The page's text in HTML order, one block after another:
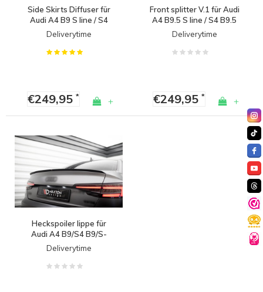
Side Skirts Diffuser für
Audi A4 B9 S line / S4
Deliverytime
€249,95* +
Front splitter V.1 für Audi
A4 B9.5 S line / S4 B9.5
Facelift
Deliverytime
€249,95* +
Heckspoiler lippe für
Audi A4 B9/S4 B9/S-
line/Competition Sedan
Deliverytime